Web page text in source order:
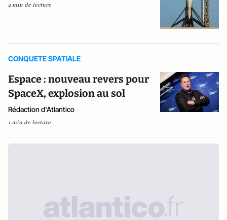
4 min de lecture
CONQUETE SPATIALE
Espace : nouveau revers pour
SpaceX, explosion au sol
Rédaction d'Atlantico
1 min de lecture